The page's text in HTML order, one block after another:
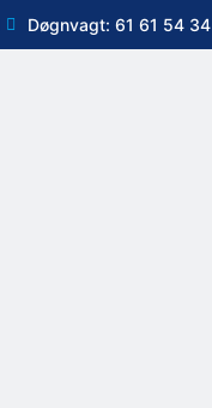
Døgnvagt: 61 61 54 34